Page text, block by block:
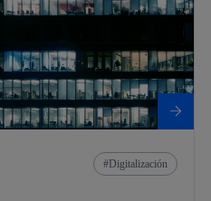
Digitalización